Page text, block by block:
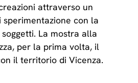
attraverso un
con la
La mostra alla
per la prima volta, il
il territorio di Vicenza.